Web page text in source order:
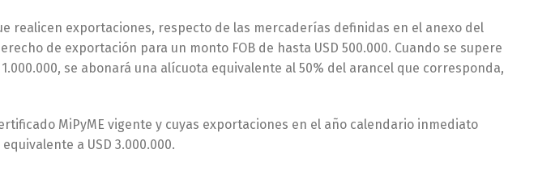
realicen exportaciones, respecto de las mercaderías definidas en el anexo del
de exportación para un monto FOB de hasta USD 500.000. Cuando se supere
se abonará una alícuota equivalente al 50% del arancel que corresponda,
MiPyME vigente y cuyas exportaciones en el año calendario inmediato
a USD 3.000.000.